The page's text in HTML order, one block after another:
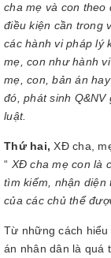
cha mẹ và con theo
điều kiện cần trong
các hành vi pháp lý
mẹ, con như hành
mẹ, con, bản án
đó, phát sinh
luật.
Thứ hai, XĐ cha,
“ XĐ cha mẹ con là
tìm kiếm, nhận diện
của các chủ thể
Từ những cách
án nhân dân là quá